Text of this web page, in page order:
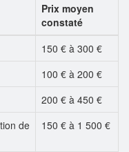
Prix moyen
constaté
150 € à 300 €
100 € à 200 €
200 € à 450 €
de
150 € à 1 500 €